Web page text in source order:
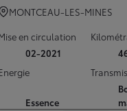
MONTCEAU-LES-MINES
en circulation
02-2021
Essence